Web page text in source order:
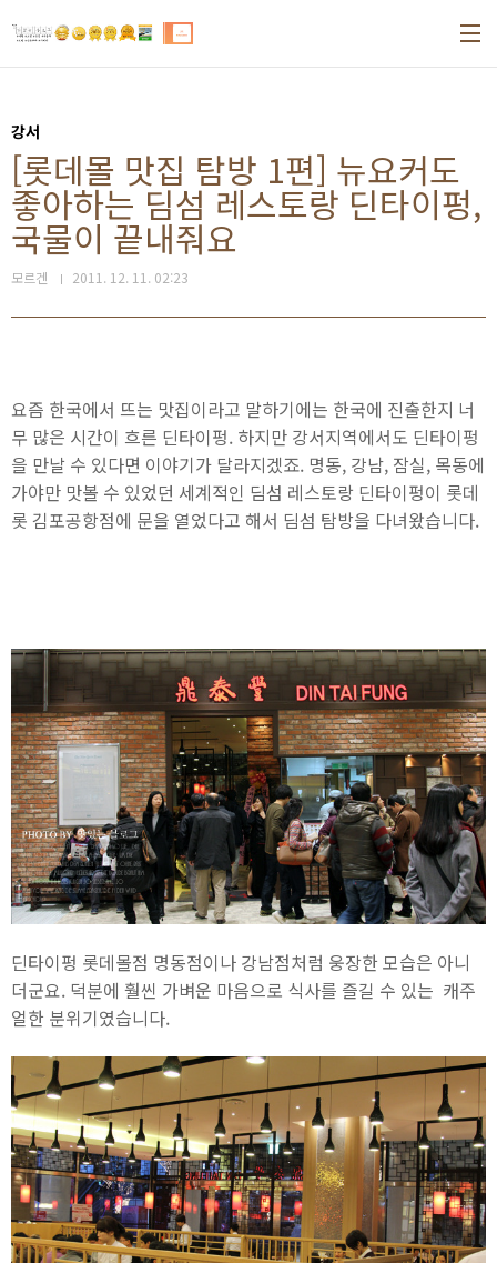
강서
[롯데몰 맛집 탐방 1편] 뉴요커도
좋아하는 딤섬 레스토랑 딘타이펑,
국물이 끝내줘요
모르겐 2011. 12. 11. 02:23
요즘 한국에서 뜨는 맛집이라고 말하기에는 한국에 진출한지 너
무 많은 시간이 흐른 딘타이펑. 하지만 강서지역에서도 딘타이펑
을 만날 수 있다면 이야기가 달라지겠죠. 명동, 강남, 잠실, 목동에
가야만 맛볼 수 있었던 세계적인 딤섬 레스토랑 딘타이펑이 롯데
롯 김포공항점에 문을 열었다고 해서 딤섬 탐방을 다녀왔습니다.
딘타이펑 롯데몰점 명동점이나 강남점처럼 웅장한 모습은 아니
더군요. 덕분에 훨씬 가벼운 마음으로 식사를 즐길 수 있는 캐주
얼한 분위기였습니다.